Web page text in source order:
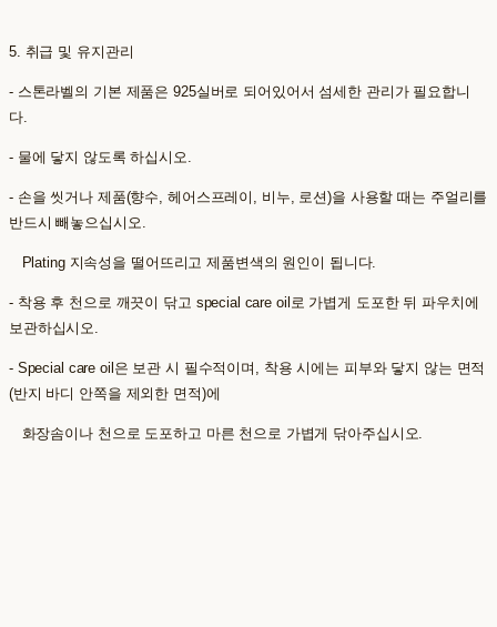
5. 취급 및 유지관리
- 스톤라벨의 기본 제품은 925실버로 되어있어서 섬세한 관리가 필요합니
다.
- 물에 닿지 않도록 하십시오.
- 손을 씻거나 제품(향수, 헤어스프레이, 비누, 로션)을 사용할 때는 주얼리를
반드시 빼놓으십시오.
Plating 지속성을 떨어뜨리고 제품변색의 원인이 됩니다.
- 착용 후 천으로 깨끗이 닦고 special care oil로 가볍게 도포한 뒤 파우치에
보관하십시오.
- Special care oil은 보관 시 필수적이며, 착용 시에는 피부와 닿지 않는 면적
(반지 바디 안쪽을 제외한 면적)에
화장솜이나 천으로 도포하고 마른 천으로 가볍게 닦아주십시오.